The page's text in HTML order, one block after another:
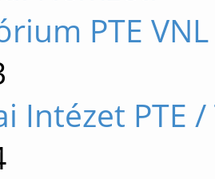
PTE
Intézet PTE /